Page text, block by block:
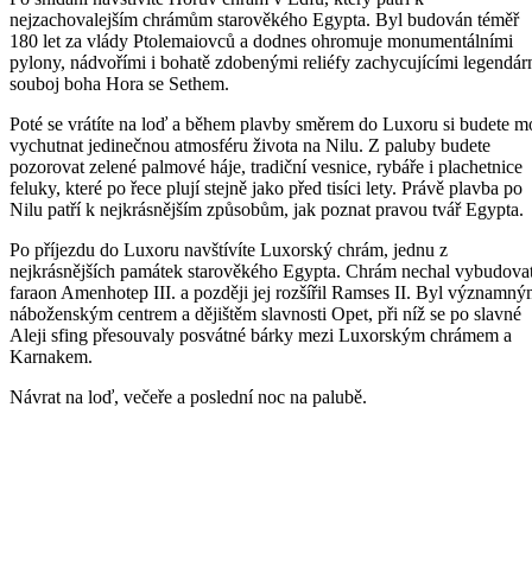
nejzachovalejším chrámům starověkého Egypta. Byl budován téměř
180 let za vlády Ptolemaiovců a dodnes ohromuje monumentálními
pylony, nádvořími i bohatě zdobenými reliéfy zachycujícími
souboj boha Hora se Sethem.
Poté se vrátíte na loď a během plavby směrem do Luxoru si budete
vychutnat jedinečnou atmosféru života na Nilu. Z paluby budete
pozorovat zelené palmové háje, tradiční vesnice, rybáře i plachetnice
feluky, které po řece plují stejně jako před tisíci lety. Právě plavba po
Nilu patří k nejkrásnějším způsobům, jak poznat pravou tvář Egypta.
Po příjezdu do Luxoru navštívíte Luxorský chrám, jednu z
nejkrásnějších památek starověkého Egypta. Chrám nechal
faraon Amenhotep III. a později jej rozšířil Ramses II. Byl
náboženským centrem a dějištěm slavnosti Opet, při níž se po slavné
Aleji sfing přesouvaly posvátné bárky mezi Luxorským chrámem a
Karnakem.
Návrat na loď, večeře a poslední noc na palubě.